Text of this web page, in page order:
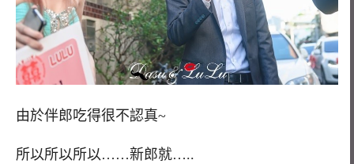
由於伴郎吃得很不認真~
所以所以所以……新郎就…..